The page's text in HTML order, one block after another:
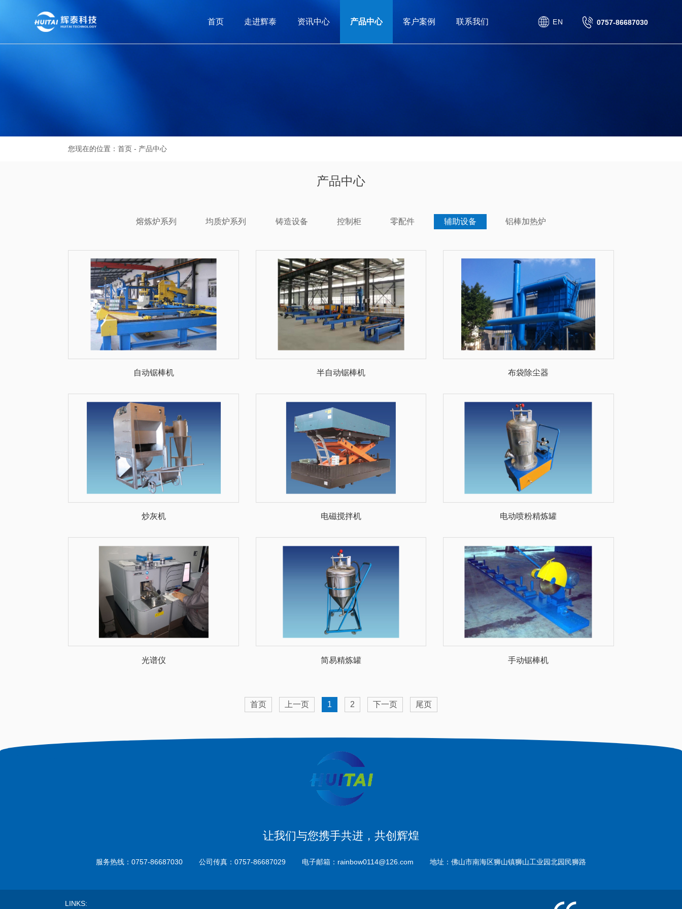
0757-86687030
首页 走进辉泰 资讯中心 产品中心 客户案例 联系我们 EN
您现在的位置：首页 - 产品中心
产品中心
熔炼炉系列 均质炉系列 铸造设备 控制柜 零配件 辅助设备 铝棒加热炉
自动锯棒机 半自动锯棒机 布袋除尘器
炒灰机 电磁搅拌机 电动喷粉精炼罐
光谱仪 简易精炼罐 手动锯棒机
首页 上一页 1 2 下一页 尾页
让我们与您携手共进，共创辉煌
服务热线： 0757-86687030 公司传真：0757-86687029 电子邮箱：rainbow0114@126.com 地址：佛山市南海区狮山镇狮山工业园北园民狮路
LINKS: